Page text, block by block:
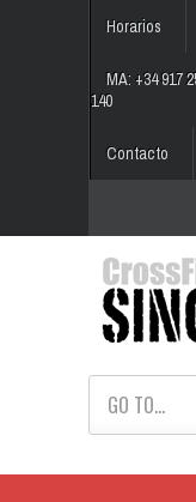
Horarios
MA: +34 917
140
Contacto
GO TO...